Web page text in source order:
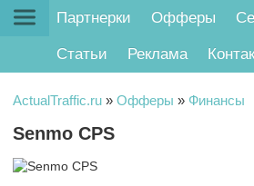
Партнерки Офферы
Статьи Реклама
ActualTraffic.ru » Офферы » Финансы
Senmo CPS